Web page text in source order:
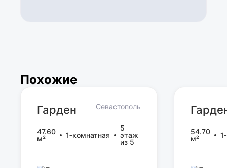
Похожие
Гарден Севастополь
47.60
м²
1‑комнатная
5
этаж
из 5
54.70
м²